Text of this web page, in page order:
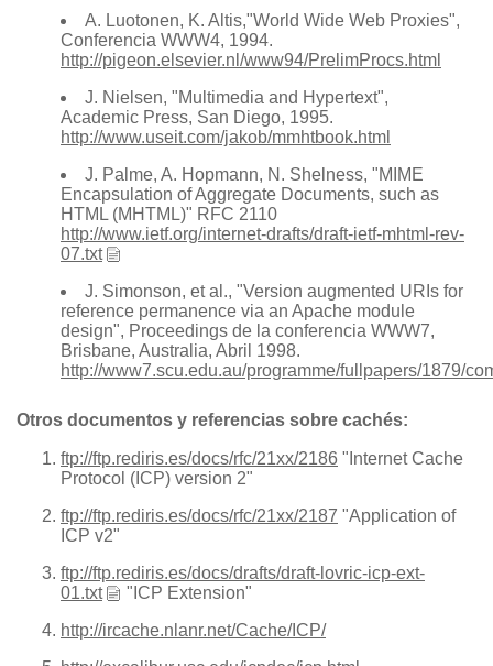
A. Luotonen, K. Altis,"World Wide Web Proxies",
Conferencia WWW4, 1994.
http://pigeon.elsevier.nl/www94/PrelimProcs.html
J. Nielsen, "Multimedia and Hypertext",
Academic Press, San Diego, 1995.
http://www.useit.com/jakob/mmhtbook.html
J. Palme, A. Hopmann, N. Shelness, "MIME
Encapsulation of Aggregate Documents, such as
HTML (MHTML)" RFC 2110
http://www.ietf.org/internet-drafts/draft-ietf-mhtml-rev-
07.txt
J. Simonson, et al., "Version augmented URIs for
reference permanence via an Apache module
design", Proceedings de la conferencia WWW7,
Brisbane, Australia, Abril 1998.
http://www7.scu.edu.au/programme/fullpapers/1879/
Otros documentos y referencias sobre cachés:
ftp://ftp.rediris.es/docs/rfc/21xx/2186 "Internet Cache
Protocol (ICP) version 2"
ftp://ftp.rediris.es/docs/rfc/21xx/2187 "Application of
ICP v2"
ftp://ftp.rediris.es/docs/drafts/draft-lovric-icp-ext-
01.txt
"ICP Extension"
http://ircache.nlanr.net/Cache/ICP/